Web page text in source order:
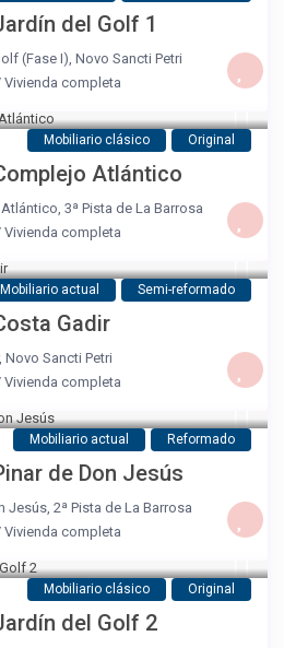
del Golf 1
(Fase I),Novo Sancti Petri
Vivienda completa
Mobiliario clásico Original
Atlántico
,3ª Pista de La Barrosa
Vivienda completa
Mobiliario actual Semi-reformado
Gadir
,Novo Sancti Petri
Vivienda completa
Mobiliario actual Reformado
de Don Jesús
Jesús,2ª Pista de La Barrosa
Vivienda completa
Mobiliario clásico Original
del Golf 2